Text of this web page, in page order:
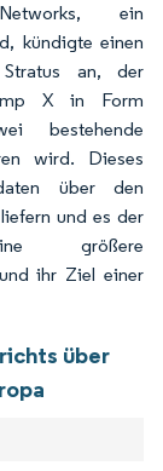
ein
kündigte einen
Stratus an, der
X in Form
bestehende
wird. Dieses
über den
und es der
größere
ihr Ziel einer
über